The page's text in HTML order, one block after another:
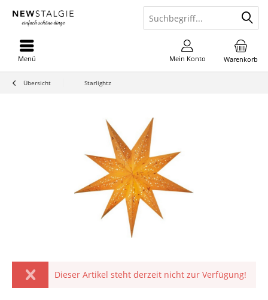
Warenkorb
Mein Konto
Menü
Übersicht Starlightz
Dieser Artikel steht derzeit nicht zur Verfügung!